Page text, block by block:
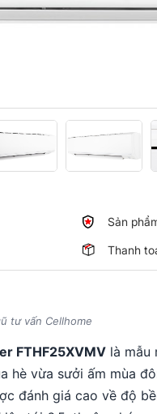
Sản
Thanh
tư vấn Cellhome
FTHF25XVMVlà mẫu
hè vừa sưởi ấm mùa
đánh giá cao về độ